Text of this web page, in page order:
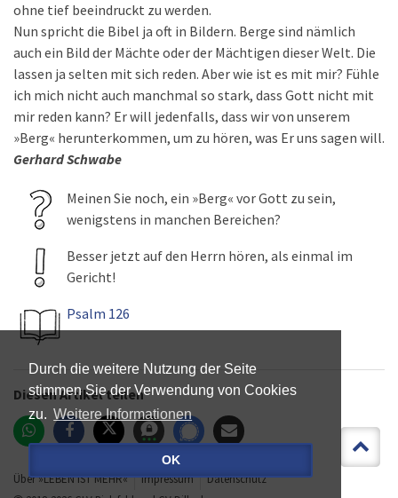
Durch die weitere Nutzung der Seite
stimmen Sie der Verwendung von Cookies
zu. Weitere Informationen
OK
ohne tief beeindruckt zu werden.
Nun spricht die Bibel ja oft in Bildern. Berge sind nämlich
auch ein Bild der Mächte oder der Mächtigen dieser Welt. Die
lassen ja selten mit sich reden. Aber wie ist es mit mir? Fühle
ich mich nicht auch manchmal so stark, dass Gott nicht mit
mir reden kann? Er will jedenfalls, dass wir von unserem
»Berg« herunterkommen, um zu hören, was Er uns sagen will.
Gerhard Schwabe
Meinen Sie noch, ein »Berg« vor Gott zu sein,
wenigstens in manchen Bereichen?
Besser jetzt auf den Herrn hören, als einmal im
Gericht!
Psalm 126
Diesen Artikel teilen
Über »LEBEN IST MEHR« Impressum
Datenschutz